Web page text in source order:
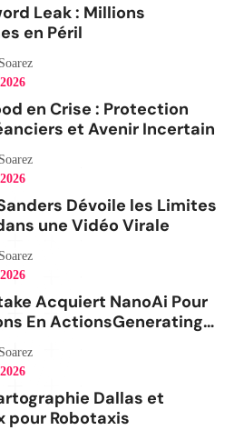
Leak : Millions
en Péril
en Crise : Protection
et Avenir Incertain
Dévoile les Limites
une Vidéo Virale
Acquiert NanoAi Pour
En ActionsGenerating
blog article
Dallas et
pour Robotaxis